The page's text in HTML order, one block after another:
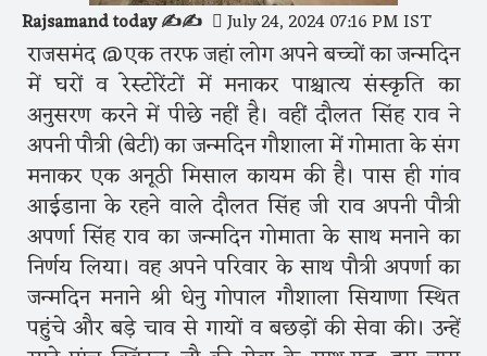
Rajsamand today ✍️✍️ July 24, 2024 07:16 PM IST
राजसमंद @एक तरफ जहां लोग अपने बच्चों का जन्मदिन
में घरों व रेस्टोरेंटों में मनाकर पाश्चात्य संस्कृति का
अनुसरण करने में पीछे नहीं है। वहीं दौलत सिंह राव ने
अपनी पौत्री (बेटी) का जन्मदिन गौशाला में गोमाता के संग
मनाकर एक अनूठी मिसाल कायम की है। पास ही गांव
आईडाना के रहने वाले दौलत सिंह जी राव अपनी पौत्री
अपर्णा सिंह राव का जन्मदिन गोमाता के साथ मनाने का
निर्णय लिया। वह अपने परिवार के साथ पौत्री अपर्णा का
जन्मदिन मनाने श्री धेनु गोपाल गौशाला सियाणा स्थित
पहुंचे और बड़े चाव से गायों व बछड़ों की सेवा की। उन्हें